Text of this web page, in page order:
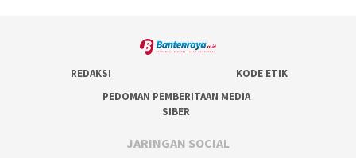
REDAKSI
KODE ETIK
PEDOMAN PEMBERITAAN MEDIA
SIBER
JARINGAN SOCIAL